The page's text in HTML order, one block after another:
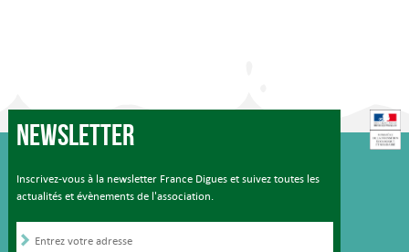
Newsletter
Inscrivez-vous à la newsletter France Digues et suivez toutes les
actualités et évènements de l'association.